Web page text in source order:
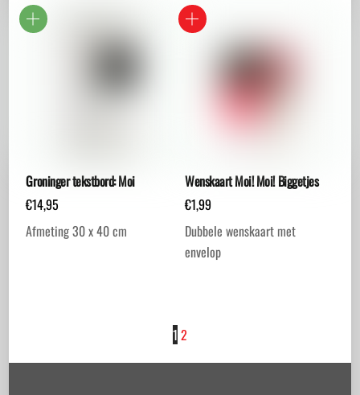
Groninger tekstbord: Moi
€14,95
Afmeting 30 x 40 cm
Wenskaart Moi! Moi! Biggetjes
€1,99
Dubbele wenskaart met
envelop
1 2